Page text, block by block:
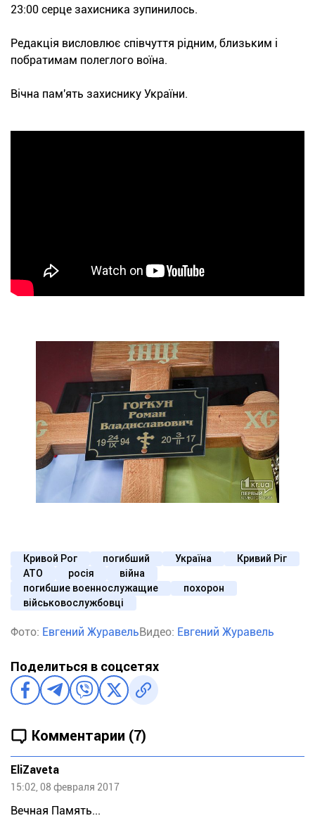
23:00 серце захисника зупинилось.
Редакція висловлює співчуття рідним, близьким і
побратимам полеглого воїна.
Вічна пам'ять захиснику України.
Кривой Рог погибший Україна
Кривий Ріг
АТО
росія
війна
погибшие военнослужащие
похорон
військовослужбовці
Фото: Евгений ЖуравельВидео: Евгений Журавель
Поделиться в соцсетях
Комментарии (7)
EliZaveta
15:02, 08 февраля 2017
Вечная Память...